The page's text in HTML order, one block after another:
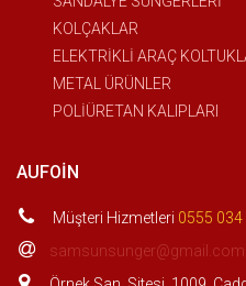
KOLÇAKLAR
ELEKTRİKLİ ARAÇ
METAL ÜRÜNLER
POLİÜRETAN KALIPLARI
AUFOIN
Müşteri Hizmetleri 0555 034
samsunsunger@gmail.com